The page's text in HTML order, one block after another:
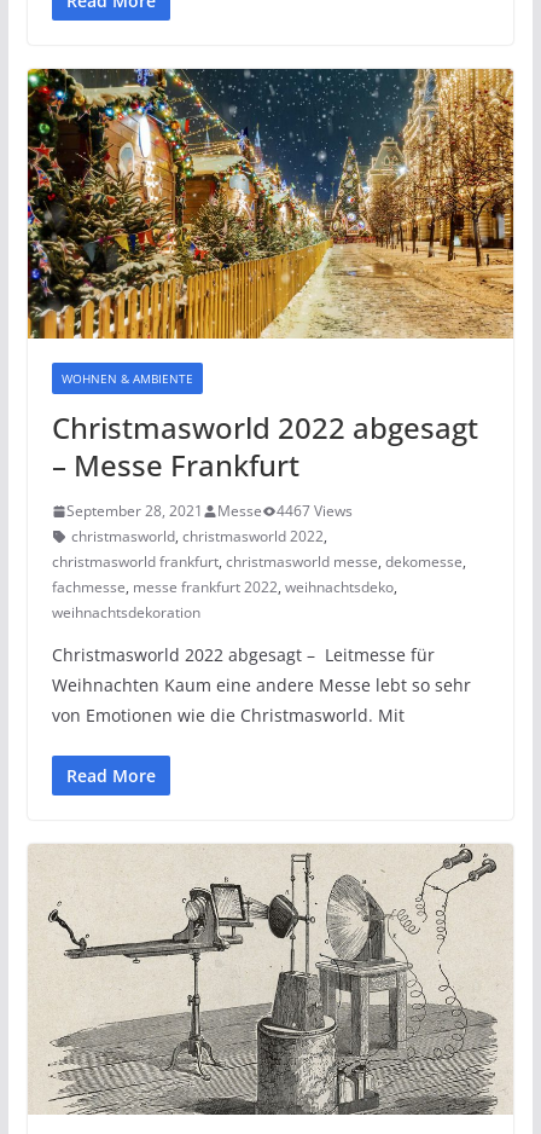
WOHNEN & AMBIENTE
Christmasworld 2022 abgesagt
– Messe Frankfurt
September 28, 2021 Messe
4467 Views
christmasworld, christmasworld 2022,
christmasworld frankfurt, christmasworld messe, dekomesse,
fachmesse, messe frankfurt 2022, weihnachtsdeko,
weihnachtsdekoration
Christmasworld 2022 abgesagt – Leitmesse für
Weihnachten Kaum eine andere Messe lebt so sehr
von Emotionen wie die Christmasworld. Mit
Read More